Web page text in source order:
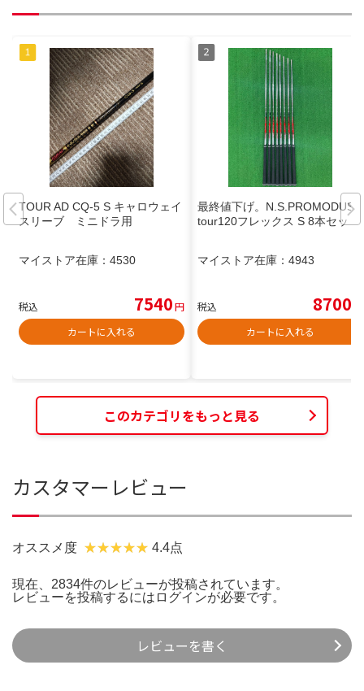
TOUR AD CQ-5 S キャロウェイ
スリーブ ミニドラ用
マイストア在庫： 4530
税込 7540円
カートに入れる
最終値下げ。N.S.PROMODUS3
tour120フレックス S 8本セット
マイストア在庫： 4943
税込 8700
カートに入れる
このカテゴリをもっと見る
カスタマーレビュー
オススメ度 4.4点
現在、2834件のレビューが投稿されています。
レビューを投稿するには ログインが必要です。
レビューを書く